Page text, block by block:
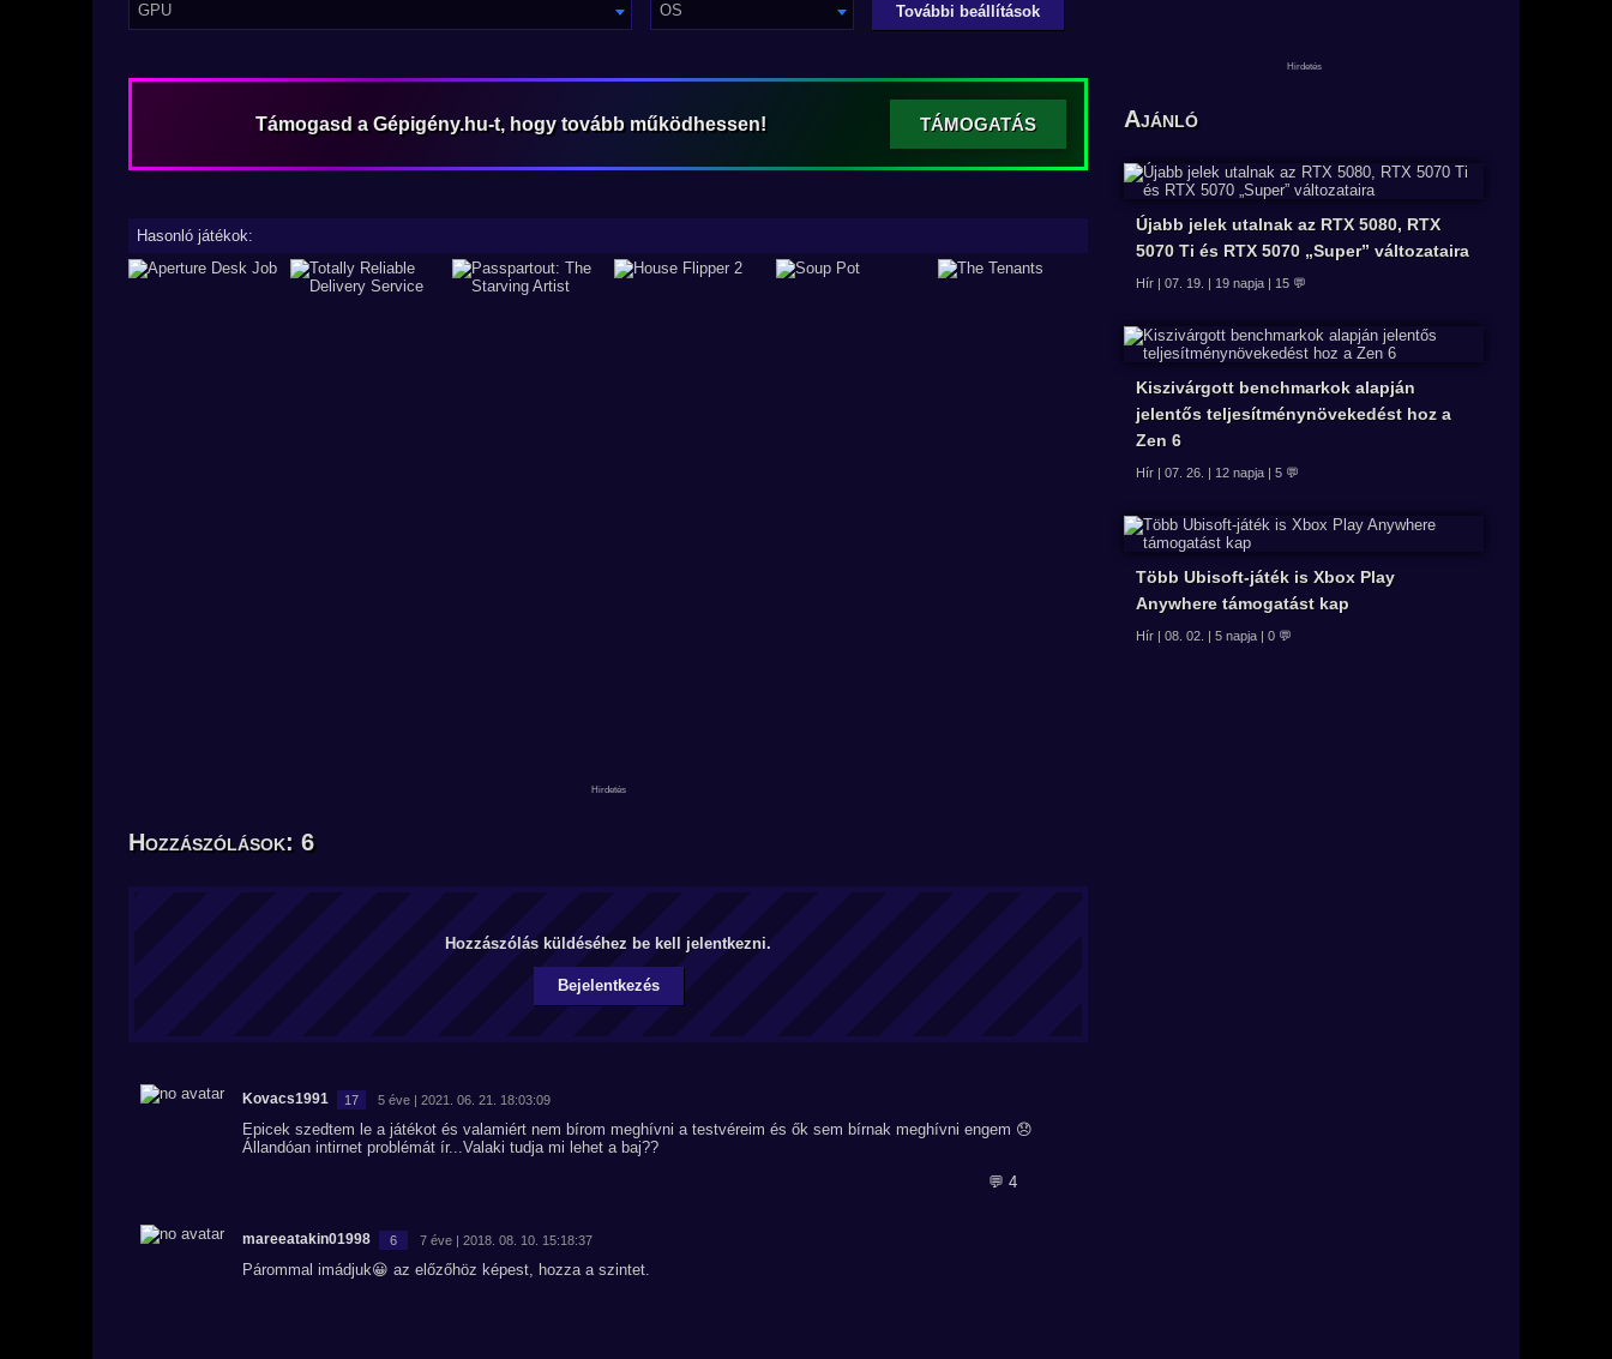
GPU OS További beállítások
Támogasd a Gépigény.hu-t, hogy tovább működhessen! TÁMOGATÁS
Hasonló játékok:
Hozzászólások: 6
Hozzászólás küldéséhez be kell jelentkezni.
Bejelentkezés
Kovacs1991 17 5 éve | 2021. 06. 21. 18:03:09
Epicek szedtem le a játékot és valamiért nem bírom meghívni a testvéreim és ők sem bírnak meghívni engem 😞
Állandóan intirnet problémát ír...Valaki tudja mi lehet a baj??
💬 4
mareeatakin01998 6 7 éve | 2018. 08. 10. 15:18:37
Párommal imádjuk😀 az előzőhöz képest, hozza a szintet.
Ajánló
Újabb jelek utalnak az RTX 5080, RTX
5070 Ti és RTX 5070 „Super” változataira
Hír | 07. 19. | 19 napja | 15 💬
Kiszivárgott benchmarkok alapján
jelentős teljesítménynövekedést hoz a
Zen 6
Hír | 07. 26. | 12 napja | 5 💬
Több Ubisoft-játék is Xbox Play
Anywhere támogatást kap
Hír | 08. 02. | 5 napja | 0 💬